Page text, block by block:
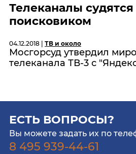
Телеканалы судятся
поисковиком
04.12.2018 | ТВ и около
Мосгорсуд утвердил
телеканала ТВ-3 с
ЕСТЬ ВОПРОСЫ?
Вы можете задать их по
8 495 939-44-61